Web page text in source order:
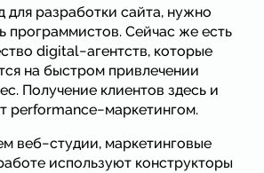
для разработки сайта, нужно
программистов. Сейчас же есть
digital−агентств, которые
на быстром привлечении
Получение клиентов здесь и
performance−маркетингом.
веб−студии, маркетинговые
используют конструкторы